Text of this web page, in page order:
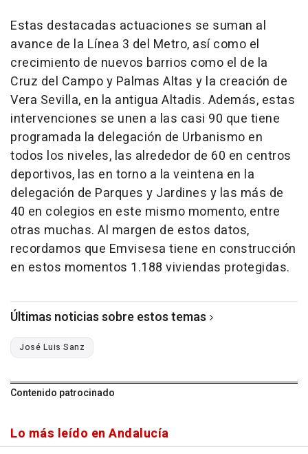
Estas destacadas actuaciones se suman al
avance de la Línea 3 del Metro, así como el
crecimiento de nuevos barrios como el de la
Cruz del Campo y Palmas Altas y la creación de
Vera Sevilla, en la antigua Altadis. Además, estas
intervenciones se unen a las casi 90 que tiene
programada la delegación de Urbanismo en
todos los niveles, las alrededor de 60 en centros
deportivos, las en torno a la veintena en la
delegación de Parques y Jardines y las más de
40 en colegios en este mismo momento, entre
otras muchas. Al margen de estos datos,
recordamos que Emvisesa tiene en construcción
en estos momentos 1.188 viviendas protegidas.
Últimas noticias sobre estos temas
José Luis Sanz
Contenido patrocinado
Lo más leído en Andalucía